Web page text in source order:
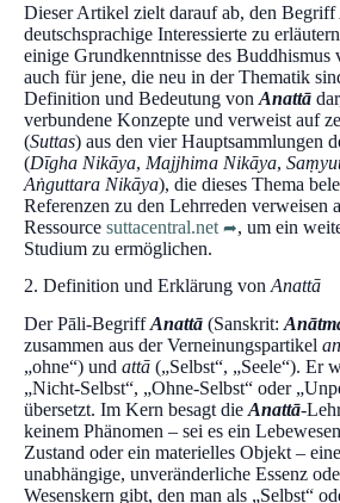
Dieser Artikel zielt darauf ab, den Begriff
deutschsprachige Interessierte zu
einige Grundkenntnisse des Buddhismus
auch für jene, die neu in der Thematik
Definition und Bedeutung von Anattā
verbundene Konzepte und verweist auf
(Suttas) aus den vier Hauptsammlungen
(Dīgha Nikāya, Majjhima Nikāya,
Aṅguttara Nikāya), die dieses Thema
Referenzen zu den Lehrreden verweisen
Ressource suttacentral.net
, um ein
Studium zu ermöglichen.
2. Definition und Erklärung von Anattā
Der Pāli-BegriffAnattā (Sanskrit:
zusammen aus der Verneinungspartikel
„ohne“) und attā („Selbst“, „Seele“). Er
„Nicht-Selbst“, „Ohne-Selbst“ oder
übersetzt. Im Kern besagt dieAnattā-
keinem Phänomen – sei es ein
Zustand oder ein materielles Objekt –
unabhängige, unveränderliche Essenz
Wesenskern gibt, den man als „Selbst“